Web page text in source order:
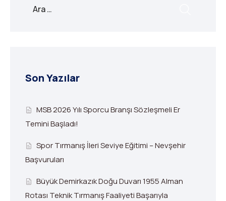
Son Yazılar
MSB 2026 Yılı Sporcu Branşı Sözleşmeli Er
Temini Başladı!
Spor Tırmanış İleri Seviye Eğitimi – Nevşehir
Başvuruları
Büyük Demirkazık Doğu Duvarı 1955 Alman
Rotası Teknik Tırmanış Faaliyeti Başarıyla